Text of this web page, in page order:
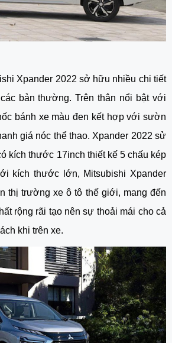
Xpander 2022 sở hữu nhiều chi tiết
bản thường. Trên thân nổi bật với
bánh xe màu đen kết hợp với sườn
giá nóc thể thao. Xpander 2022 sử
kích thước 17inch thiết kế 5 chấu kép
kích thước lớn, Mitsubishi Xpander
thị trường xe ô tô thế giới, mang đến
rộng rãi tạo nên sự thoải mái cho cả
khi trên xe.